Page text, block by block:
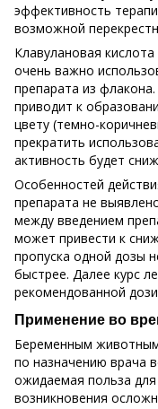
эффективность
возможной
Клавулановая
очень важно
препарата из
приводит к
цвету (темно-
прекратить
активность будет
Особенностей
препарата не
между введением
может привести к
пропуска одной дозы
быстрее. Далее курс
рекомендованной
Применение во
Беременным
по назначению врача
ожидаемая польза
возникновения